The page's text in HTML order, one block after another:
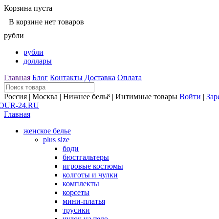
Корзина пуста
В корзине нет товаров
рубли
рубли
доллары
Главная Блог Контакты Доставка Оплата
Россия | Москва | Нижнее бельё | Интимные товары Войти |
Главная
женское белье
plus size
боди
бюстгальтеры
игровые костюмы
колготы и чулки
комплекты
корсеты
мини-платья
трусики